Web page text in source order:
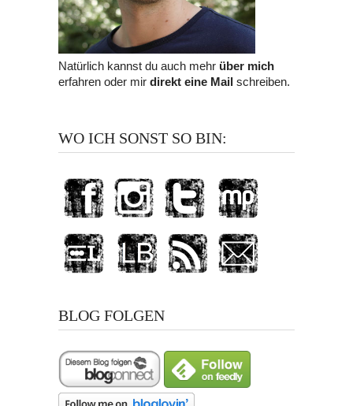
Natürlich kannst du auch mehr über mich
erfahren oder mir direkt eine Mailschreiben.
WO ICH SONST SO BIN:
BLOG FOLGEN